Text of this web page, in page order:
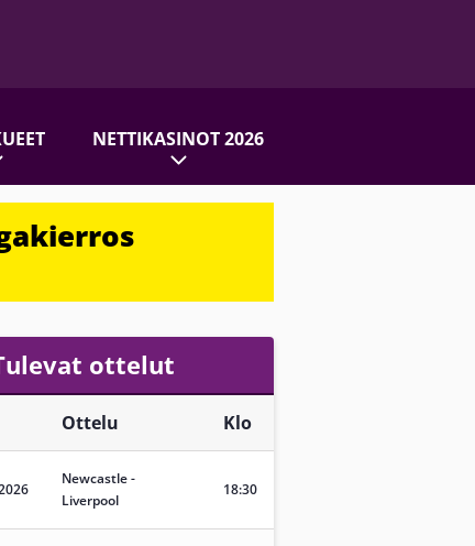
NETTIKASINOT 2026
ottelut
Ottelu Klo
Newcastle-
Liverpool
18:30